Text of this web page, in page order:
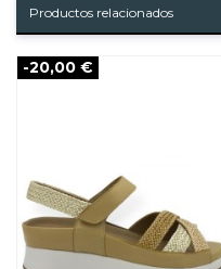
Productos relacionados
-20,00 €